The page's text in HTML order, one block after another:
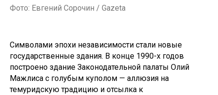
Фото: Евгений Сорочин / Gazeta
Символами эпохи независимости стали новые
государственные здания. В конце 1990-х годов
построено здание Законодательной палаты Олий
Мажлиса с голубым куполом — аллюзия на
темуридскую традицию и отсылка к